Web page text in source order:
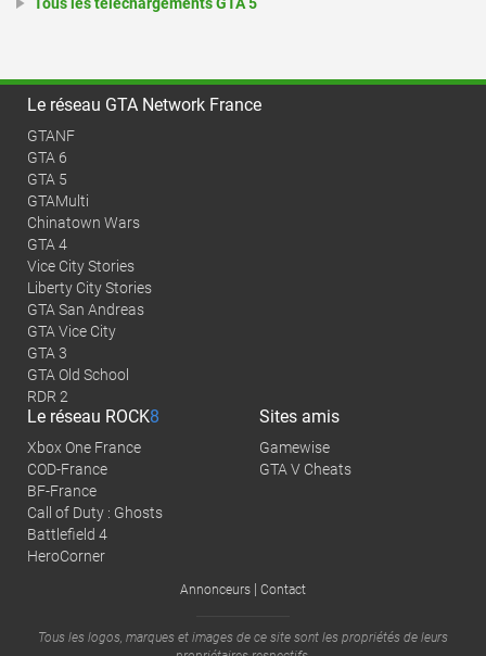
Le réseau GTA Network France
GTANF
GTA 6
GTA 5
GTAMulti
Chinatown Wars
GTA 4
Vice City Stories
Liberty City Stories
GTA San Andreas
GTA Vice City
GTA 3
GTA Old School
RDR 2
Le réseau ROCK8
Xbox One France
COD-France
BF-France
Call of Duty : Ghosts
Battlefield 4
HeroCorner
Sites amis
Gamewise
GTA V Cheats
Annonceurs | Contact
Tous les logos, marques et images de ce site sont les propriétés de leurs